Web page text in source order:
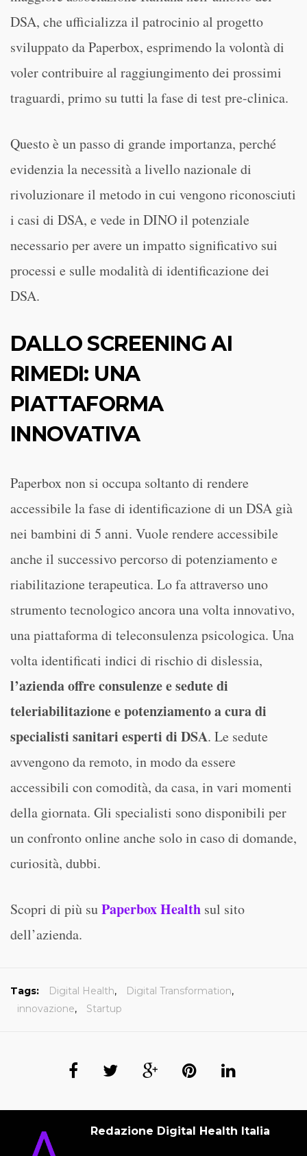
DSA, che ufficializza il patrocinio al progetto
sviluppato da Paperbox, esprimendo la volontà di
voler contribuire al raggiungimento dei prossimi
traguardi, primo su tutti la fase di test pre-clinica.
Questo è un passo di grande importanza, perché
evidenzia la necessità a livello nazionale di
rivoluzionare il metodo in cui vengono riconosciuti
i casi di DSA, e vede in DINO il potenziale
necessario per avere un impatto significativo sui
processi e sulle modalità di identificazione dei
DSA.
DALLO SCREENING AI
RIMEDI: UNA
PIATTAFORMA
INNOVATIVA
Paperbox non si occupa soltanto di rendere
accessibile la fase di identificazione di un DSA già
nei bambini di 5 anni. Vuole rendere accessibile
anche il successivo percorso di potenziamento e
riabilitazione terapeutica. Lo fa attraverso uno
strumento tecnologico ancora una volta innovativo,
una piattaforma di teleconsulenzapsicologica. Una
volta identificati indici di rischio di dislessia,
l’azienda offre consulenze e sedute di
teleriabilitazione e potenziamento a cura di
specialisti sanitari esperti di DSA. Le sedute
avvengono da remoto, in modo da essere
accessibili con comodità, da casa, in vari momenti
della giornata. Gli specialisti sono disponibili per
un confronto online anche solo in caso di domande,
curiosità, dubbi.
Scopri di più suPaperbox Health sul sito
dell’azienda.
Tags: Digital Health, Digital Transformation,
innovazione, Startup
Redazione Digital Health Italia